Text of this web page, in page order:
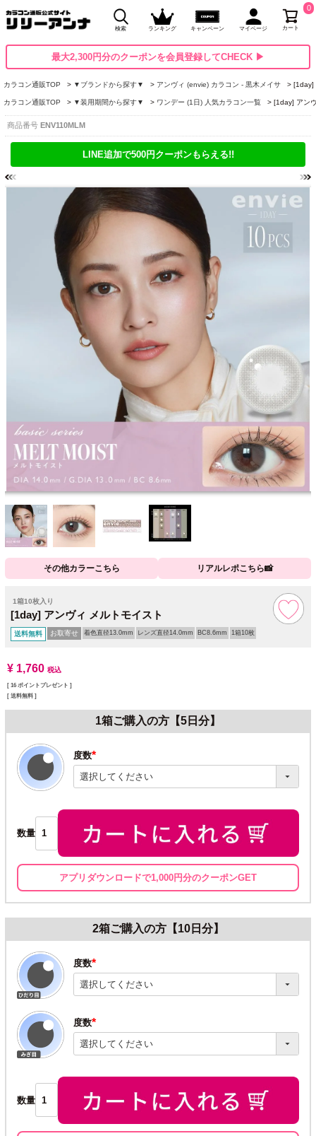
検索 ランキング キャンペーン マイページ カート
0
最大2,300円分のクーポンを会員登録してCHECK ▶
カラコン通販TOP ▼ブランドから探す▼ アンヴィ (envie) カラコン - 黒木メイサ [1day]
カラコン通販TOP ▼装用期間から探す▼ ワンデー (1日) 人気カラコン一覧 [1day] アン
商品番号 ENV110MLM
LINE追加で500円クーポンもらえる!!
その他カラーこちら リアルレポこちら📸
1箱10枚入り
[1day] アンヴィ メルトモイスト
送料無料 お取寄せ 着色直径13.0mm レンズ直径14.0mm BC8.6mm 1箱10枚
¥ 1,760 税込
[ 16 ポイントプレゼント ]
送料無料
1箱ご購入の方【5日分】
度数
(必
須)
数量
アプリダウンロードで1,000円分のクーポンGET
2箱ご購入の方【10日分】
度数
(必
須)
度数
(必
須)
数量